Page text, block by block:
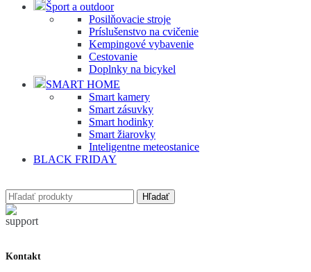
Šport a outdoor
Posilňovacie stroje
Príslušenstvo na cvičenie
Kempingové vybavenie
Cestovanie
Doplnky na bicykel
SMART HOME
Smart kamery
Smart zásuvky
Smart hodinky
Smart žiarovky
Inteligentne meteostanice
BLACK FRIDAY
Hľadať
Kontakt